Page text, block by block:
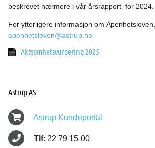
beskrevet nærmere i vår årsrapport for 2024.
For ytterligere informasjon om
apenhetsloven@astrup.no
Aktsomhetsvurdering 2025
Astrup AS
Astrup Kundeportal
Tlf: 22 79 15 00